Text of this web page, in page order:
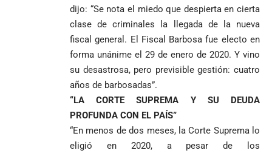
dijo: “Se nota el miedo que despierta en cierta
clase de criminales la llegada de la nueva
fiscal general. El Fiscal Barbosa fue electo en
forma unánime el 29 de enero de 2020. Y vino
su desastrosa, pero previsible gestión: cuatro
años de barbosadas”.
“LA CORTE SUPREMA Y SU DEUDA
PROFUNDA CON EL PAÍS”
“En menos de dos meses, la Corte Suprema lo
eligió en 2020, a pesar de los